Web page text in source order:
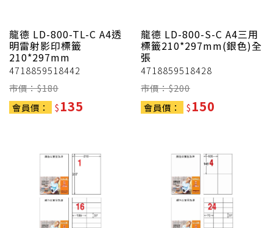
龍德 LD-800-TL-C A4透
明雷射影印標籤
210*297mm
4718859518442
市價：$180
會員價：
$135
龍德 LD-800-S-C A4三用
標籤210*297mm(銀色)全
張
4718859518428
市價：$200
會員價：
$150